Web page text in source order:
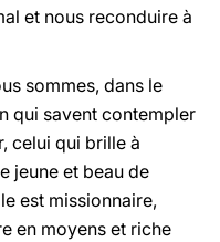
et nous reconduire à
sommes, dans le
qui savent contempler
celui qui brille à
jeune et beau de
est missionnaire,
en moyens et riche